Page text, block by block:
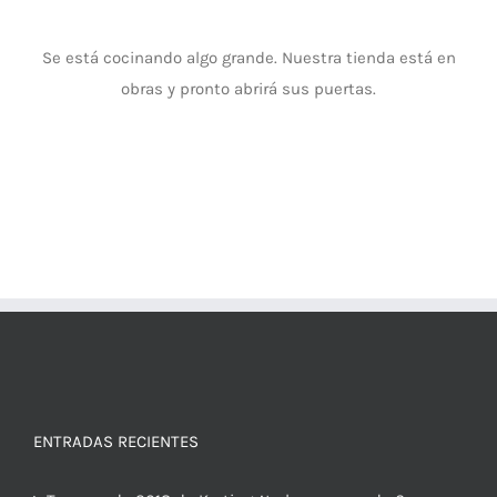
Se está cocinando algo grande. Nuestra tienda está en
obras y pronto abrirá sus puertas.
ENTRADAS RECIENTES